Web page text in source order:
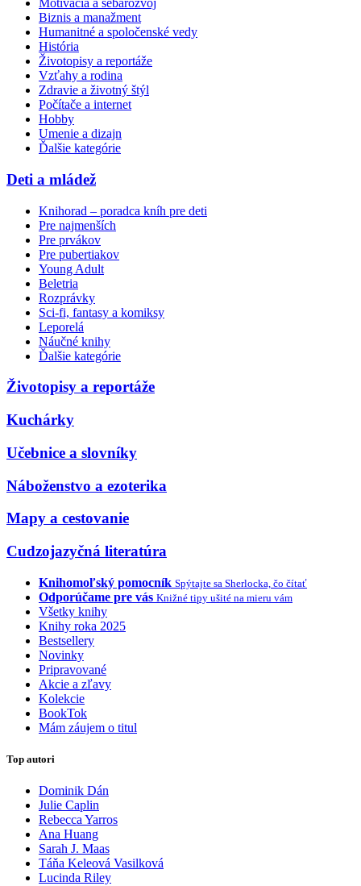
Motivácia a sebarozvoj
Biznis a manažment
Humanitné a spoločenské vedy
História
Životopisy a reportáže
Vzťahy a rodina
Zdravie a životný štýl
Počítače a internet
Hobby
Umenie a dizajn
Ďalšie kategórie
Deti a mládež
Knihorad – poradca kníh pre deti
Pre najmenších
Pre prvákov
Pre pubertiakov
Young Adult
Beletria
Rozprávky
Sci-fi, fantasy a komiksy
Leporelá
Náučné knihy
Ďalšie kategórie
Životopisy a reportáže
Kuchárky
Učebnice a slovníky
Náboženstvo a ezoterika
Mapy a cestovanie
Cudzojazyčná literatúra
Knihomoľský pomocník Spýtajte sa Sherlocka, čo čítať
Odporúčame pre vás Knižné tipy ušité na mieru vám
Všetky knihy
Knihy roka 2025
Bestsellery
Novinky
Pripravované
Akcie a zľavy
Kolekcie
BookTok
Mám záujem o titul
Top autori
Dominik Dán
Julie Caplin
Rebecca Yarros
Ana Huang
Sarah J. Maas
Táňa Keleová Vasilková
Lucinda Riley